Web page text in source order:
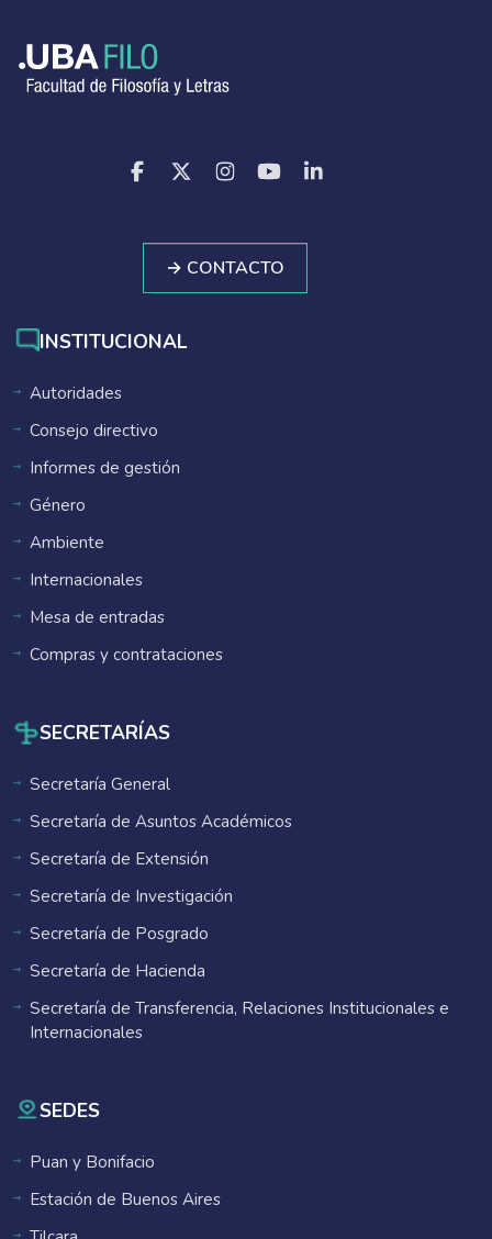
→ CONTACTO
INSTITUCIONAL
Autoridades
Consejo directivo
Informes de gestión
Género
Ambiente
Internacionales
Mesa de entradas
Compras y contrataciones
SECRETARÍAS
Secretaría General
Secretaría de Asuntos Académicos
Secretaría de Extensión
Secretaría de Investigación
Secretaría de Posgrado
Secretaría de Hacienda
Secretaría de Transferencia, Relaciones Institucionales e
Internacionales
SEDES
Puan y Bonifacio
Estación de Buenos Aires